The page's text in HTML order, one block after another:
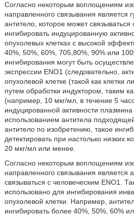
Согласно некоторым воплощениям
направленного связывания является
антитело, которое может
ингибировать индуцированную
опухолевых клетках с высокой
40%, 50%, 60%, 705,80%, 90% или
ингибирования могут быть
экспрессии ENO1 (следовательно,
опухолевой клетке (такой как клетки
путем обработки индуктором, таким
(например, 10 мкг/мл, в течение 5
индуцированной активности
использованием антитела
антитело по изобретению, такое
детектировать при настолько низких
20 мкг/мл или менее.
Согласно некоторым воплощениям
направленного связывания является
связываться с человеческим ENO1.
использовано для ингибирования
опухолевой клетки. Например,
ингибировать более 40%, 50%, 60%